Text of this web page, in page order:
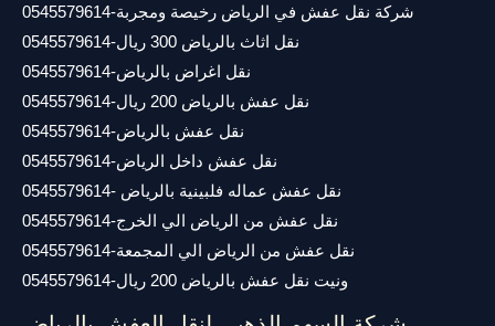
شركة نقل عفش في الرياض رخيصة ومجربة-0545579614
نقل اثاث بالرياض 300 ريال-0545579614
نقل اغراض بالرياض-0545579614
نقل عفش بالرياض 200 ريال-0545579614
نقل عفش بالرياض-0545579614
نقل عفش داخل الرياض-0545579614
نقل عفش عماله فلبينية بالرياض -0545579614
نقل عفش من الرياض الي الخرج-0545579614
نقل عفش من الرياض الي المجمعة-0545579614
ونيت نقل عفش بالرياض 200 ريال-0545579614